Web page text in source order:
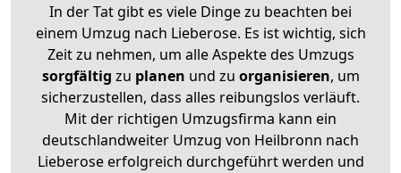
In der Tat gibt es viele Dinge zu beachten bei
einem Umzug nach Lieberose. Es ist wichtig, sich
Zeit zu nehmen, um alle Aspekte des Umzugs
sorgfältig zu planen und zu organisieren, um
sicherzustellen, dass alles reibungslos verläuft.
Mit der richtigen Umzugsfirma kann ein
deutschlandweiter Umzug von Heilbronn nach
Lieberose erfolgreich durchgeführt werden und